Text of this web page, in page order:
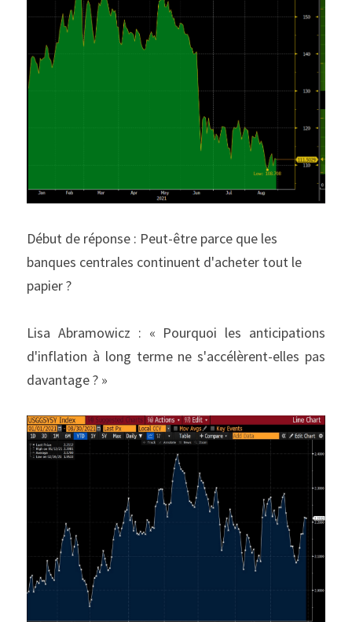
Début de réponse : Peut-être parce que les
banques centrales continuent d'acheter tout le
papier ?
Lisa Abramowicz : « Pourquoi les anticipations
d'inflation à long terme ne s'accélèrent-elles pas
davantage ? »